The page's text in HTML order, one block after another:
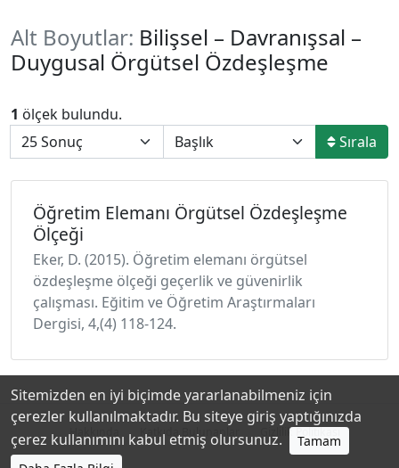
Alt Boyutlar: Bilişsel – Davranışsal –
Duygusal Örgütsel Özdeşleşme
1 ölçek bulundu.
Sırala
Öğretim Elemanı Örgütsel Özdeşleşme
Ölçeği
Eker, D. (2015). Öğretim elemanı örgütsel
özdeşleşme ölçeği geçerlik ve güvenirlik
çalışması. Eğitim ve Öğretim Araştırmaları
Dergisi, 4,(4) 118-124.
Hakkında Katkıda Bulunanlar Gizlilik Politikası
Sitemizden en iyi biçimde yararlanabilmeniz için
çerezler kullanılmaktadır. Bu siteye giriş yaptığınızda
çerez kullanımını kabul etmiş olursunuz.
Tamam